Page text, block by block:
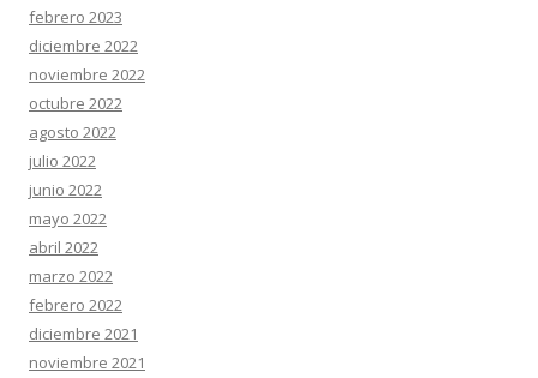
febrero 2023
diciembre 2022
noviembre 2022
octubre 2022
agosto 2022
julio 2022
junio 2022
mayo 2022
abril 2022
marzo 2022
febrero 2022
diciembre 2021
noviembre 2021